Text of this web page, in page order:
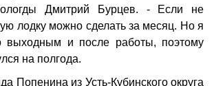
Дмитрий Бурцев. - Если не
лодку можно сделать за месяц. Но я
выходным и после работы, поэтому
на полгода.
Попенина из Усть-Кубинского округа